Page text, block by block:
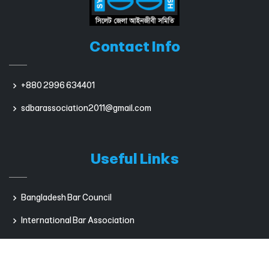
Contact Info
+880 2996 634401
sdbarassociation2011@gmail.com
Useful Links
Bangladesh Bar Council
International Bar Association